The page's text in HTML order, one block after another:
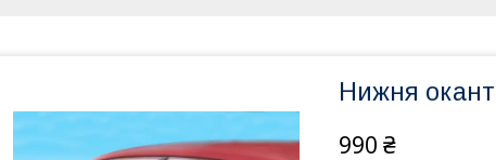
Нижня
990 ₴